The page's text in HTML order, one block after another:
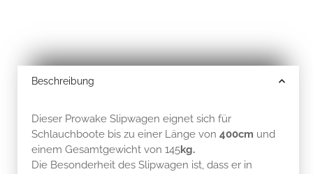
Beschreibung
Dieser Prowake Slipwagen eignet sich für
Schlauchboote bis zu einer Länge von 400cm und
einem Gesamtgewicht von 145kg.
Die Besonderheit des Slipwagen ist, dass er in